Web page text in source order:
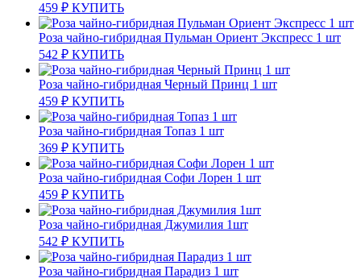
459 ₽ КУПИТЬ
Роза чайно-гибридная Пульман Ориент Экспресс 1 шт
542 ₽ КУПИТЬ
Роза чайно-гибридная Черный Принц 1 шт
459 ₽ КУПИТЬ
Роза чайно-гибридная Топаз 1 шт
369 ₽ КУПИТЬ
Роза чайно-гибридная Софи Лорен 1 шт
459 ₽ КУПИТЬ
Роза чайно-гибридная Джумилия 1шт
542 ₽ КУПИТЬ
Роза чайно-гибридная Парадиз 1 шт